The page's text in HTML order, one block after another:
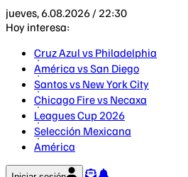
jueves, 6.08.2026 / 22:30
Hoy interesa:
Cruz Azul vs Philadelphia
América vs San Diego
Santos vs New York City
Chicago Fire vs Necaxa
Leagues Cup 2026
Selección Mexicana
América